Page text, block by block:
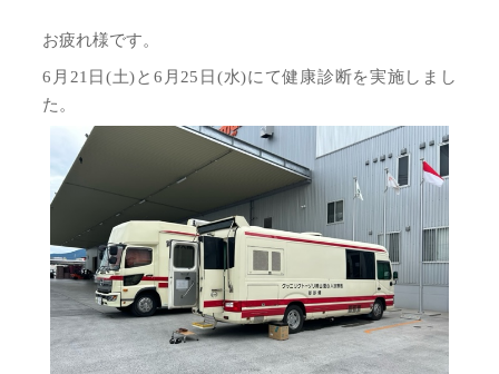
お疲れ様です。
6月21日(土)と6月25日(水)にて健康診断を実施しまし
た。